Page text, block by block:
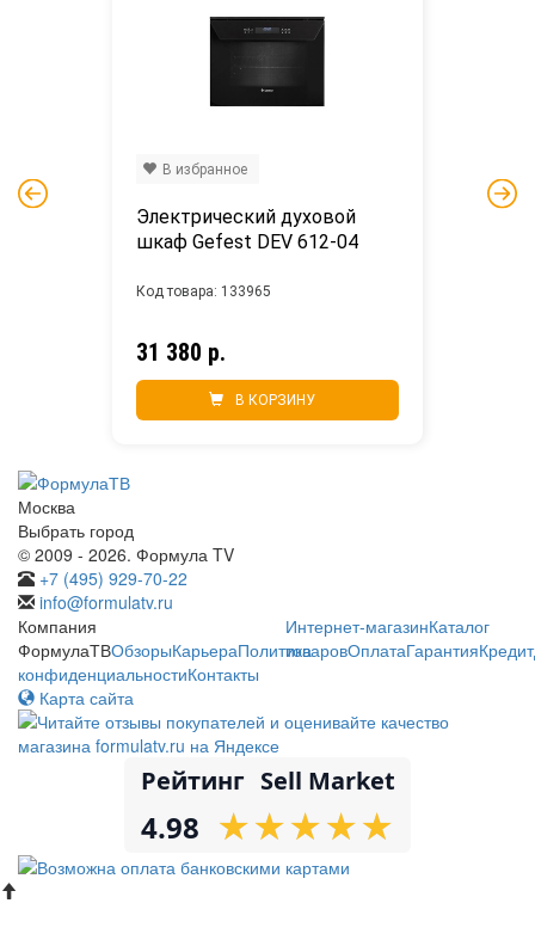
Электрический духовой
шкаф Gefest DEV 612-04
31 380 р.
В КОРЗИНУ
Код товара: 133965
В избранное
Москва
Выбрать город
© 2009 - 2026. Формула TV
+7 (495) 929-70-22
info@formulatv.ru
Компания
ФормулаТВОбзорыКарьераПолитика
конфиденциальностиКонтакты
Интернет-магазинКаталог
товаровОплатаГарантияКредит
Карта сайта
Рейтинг Sell Market
4.98 ★
★★
★★
★★
★★
★